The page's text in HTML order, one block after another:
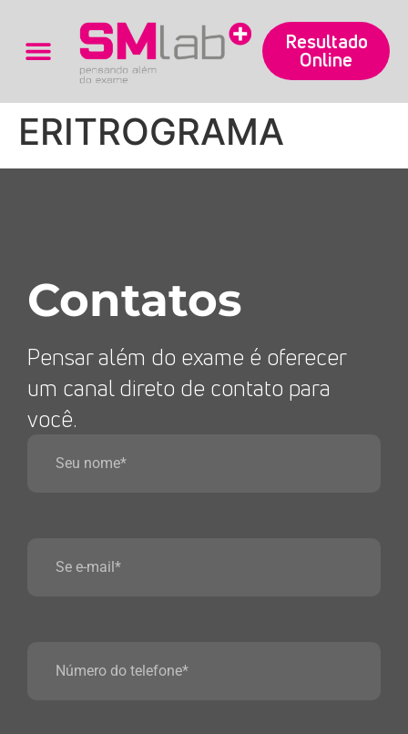
Resultado
Online
ERITROGRAMA
Contatos
Pensar além do exame é oferecer
um canal direto de contato para
você.